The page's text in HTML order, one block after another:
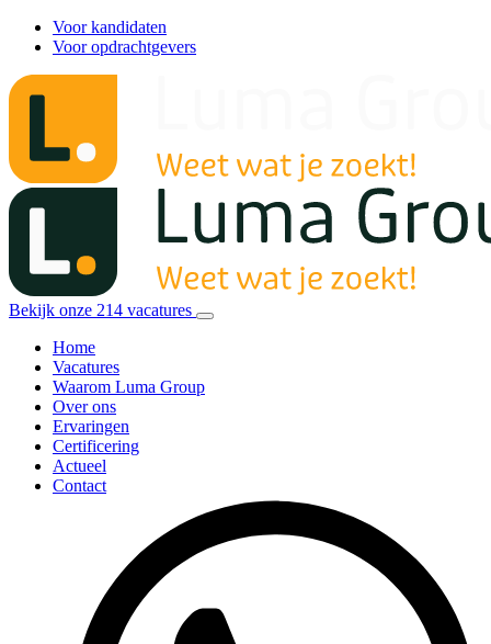
Voor kandidaten
Voor opdrachtgevers
Bekijk onze 214 vacatures
Home
Vacatures
Waarom Luma Group
Over ons
Ervaringen
Certificering
Actueel
Contact